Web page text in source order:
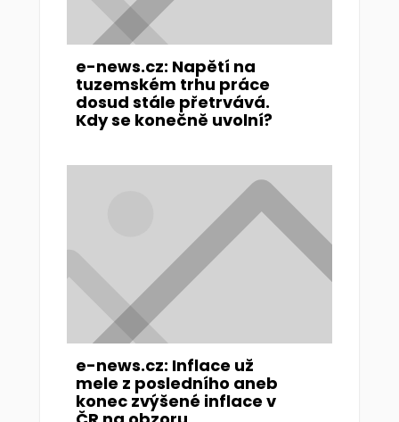
e-news.cz: Napětí na
tuzemském trhu práce
dosud stále přetrvává.
Kdy se konečně uvolní?
e-news.cz: Inflace už
mele z posledního aneb
konec zvýšené inflace v